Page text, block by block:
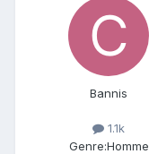
Bannis
1.1k
Genre:Homme